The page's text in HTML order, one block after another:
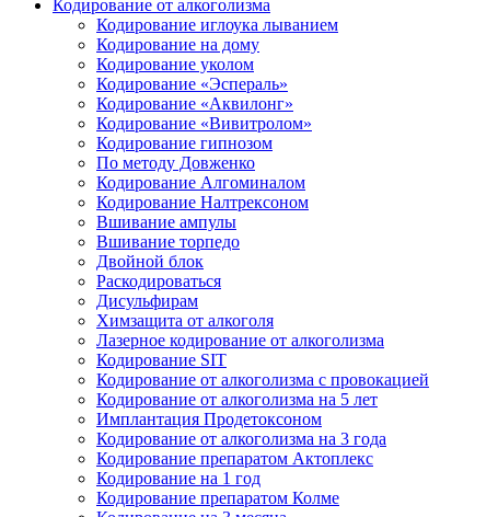
Кодирование от алкоголизма
Кодирование иглоука лыванием
Кодирование на дому
Кодирование уколом
Кодирование «Эспераль»
Кодирование «Аквилонг»
Кодирование «Вивитролом»
Кодирование гипнозом
По методу Довженко
Кодирование Алгоминалом
Кодирование Налтрексоном
Вшивание ампулы
Вшивание торпедо
Двойной блок
Раскодироваться
Дисульфирам
Химзащита от алкоголя
Лазерное кодирование от алкоголизма
Кодирование SIT
Кодирование от алкоголизма с провокацией
Кодирование от алкоголизма на 5 лет
Имплантация Продетоксоном
Кодирование от алкоголизма на 3 года
Кодирование препаратом Актоплекс
Кодирование на 1 год
Кодирование препаратом Колме